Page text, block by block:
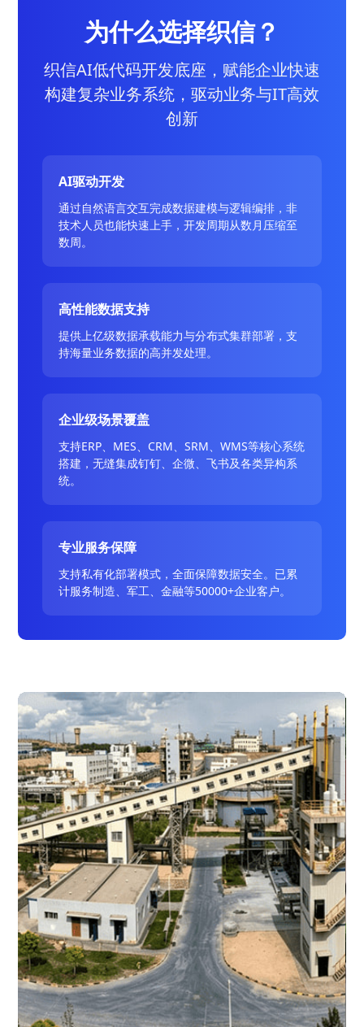
为什么选择织信？
织信AI低代码开发底座，赋能企业快速
构建复杂业务系统，驱动业务与IT高效
创新
AI驱动开发
通过自然语言交互完成数据建模与逻辑编排，非
技术人员也能快速上手，开发周期从数月压缩至
数周。
高性能数据支持
提供上亿级数据承载能力与分布式集群部署，支
持海量业务数据的高并发处理。
企业级场景覆盖
支持ERP、MES、CRM、SRM、WMS等核心系统
搭建，无缝集成钉钉、企微、飞书及各类异构系
统。
专业服务保障
支持私有化部署模式，全面保障数据安全。已累
计服务制造、军工、金融等50000+企业客户。